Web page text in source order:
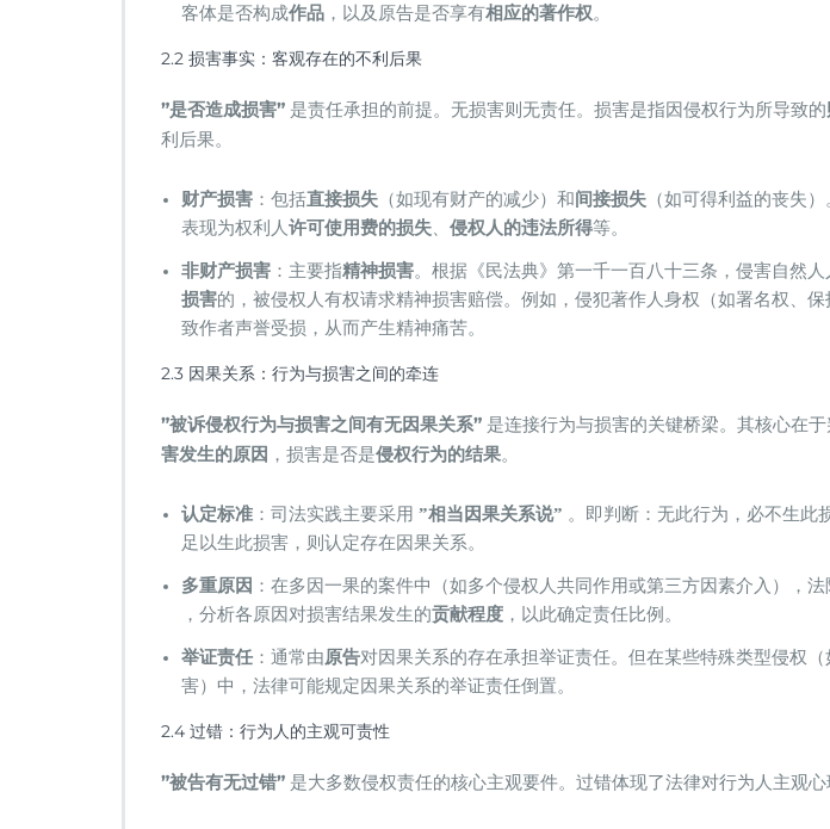
客体是否构成​​作品​ ​，以及原告是否享有​​相应的著作权​​。
2.2 损害事实：客观存在的不利后果
​”是否造成损害”​ ​ 是责任承担的前提。无损害则无责任。损害是指因侵权行为所导致的​
利后果。
​财产损害​ ​：包括​​直接损失​ ​（如现有财产的减少）和​​间接损失​ （如可得利益的丧失
表现为权利人​ ​许可使用费的损失​ ​侵权人的违法所得​​等。
​非财产损害​ ​：主要指​​精神损害​。根据《民法典》第一千一百八十三条，侵害自然
损害​的，被侵权人有权请求精神损害赔偿。例如，侵犯著作人身权（如署名权、
致作者声誉受损，从而产生精神痛苦。
2.3 因果关系：行为与损害之间的牵连
​”被诉侵权行为与损害之间有无因果关系”​ 是连接行为与损害的关键桥梁。其核心在
害发生的原因​ ​，损害是否是​​侵权行为的结果​​。
​认定标准​ ​：司法实践主要采用 ​ ​”相当因果关系说”​
。即判断：无此行为，必不生此
足以生此损害，则认定存在因果关系。
​多重原因​ ：在多因一果的案件中（如多个侵权人共同作用或第三方因素介入），法
，分析各原因对损害结果发生的​​贡献程度​ ​，以此确定责任比例。
​举证责任​ ​：通常由​​原告​对因果关系的存在承担举证责任。但在某些特殊类型侵权
害）中，法律可能规定因果关系的举证责任倒置。
2.4 过错：行为人的主观可责性
​”被告有无过错”​ 是大多数侵权责任的核心主观要件。过错体现了法律对行为人主观心